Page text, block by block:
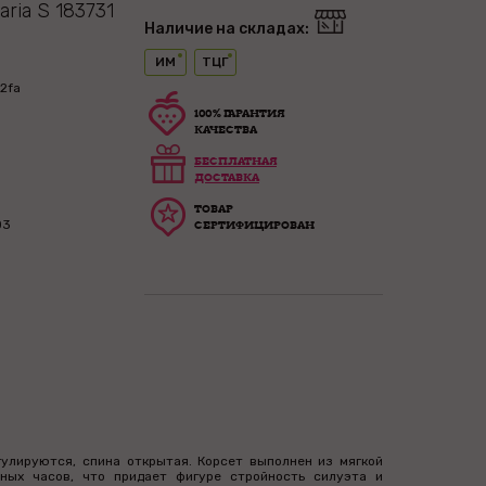
S 183731
Наличие на складах:
ИМ ТЦГ
100% ГАРАНТИЯ
КАЧЕСТВА
БЕСПЛАТНАЯ
ДОСТАВКА
ТОВАР
СЕРТИФИЦИРОВАН
спина открытая. Корсет выполнен из мягкой
часов, что придает фигуре стройность силуэта и